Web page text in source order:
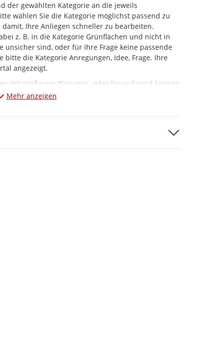
der gewählten Kategorie an die jeweils
wählen Sie die Kategorie möglichst passend zu
Ihre Anliegen schneller zu bearbeiten.
z. B. in die Kategorie Grünflächen und nicht in
unsicher sind, oder für Ihre Frage keine passende
bitte die Kategorie Anregungen, Idee, Frage. Ihre
angezeigt.
mit größerem Planungs- oder Bauaufwand können
werden.
Mehr anzeigen